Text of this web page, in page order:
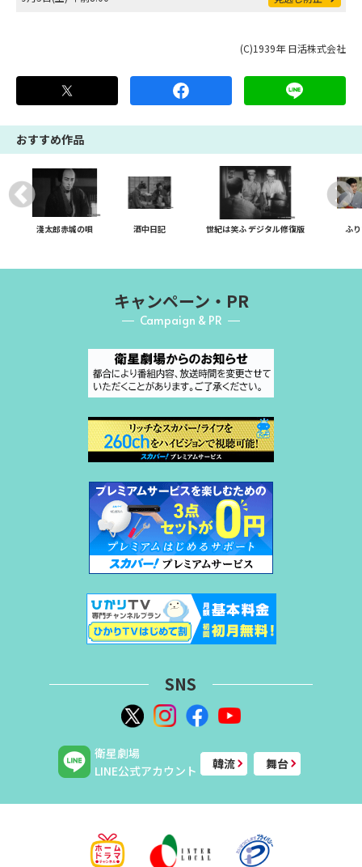
(C)1939年 日活株式会社
おすすめ作品
淺太郎赤城の唄 酒中日記 世紀は笑ふ デジタル修復版 ふ
キャンペーン・PR
Campaign & PR
SNS
衛星劇場
LINE公式アカウント
韓流 舞台